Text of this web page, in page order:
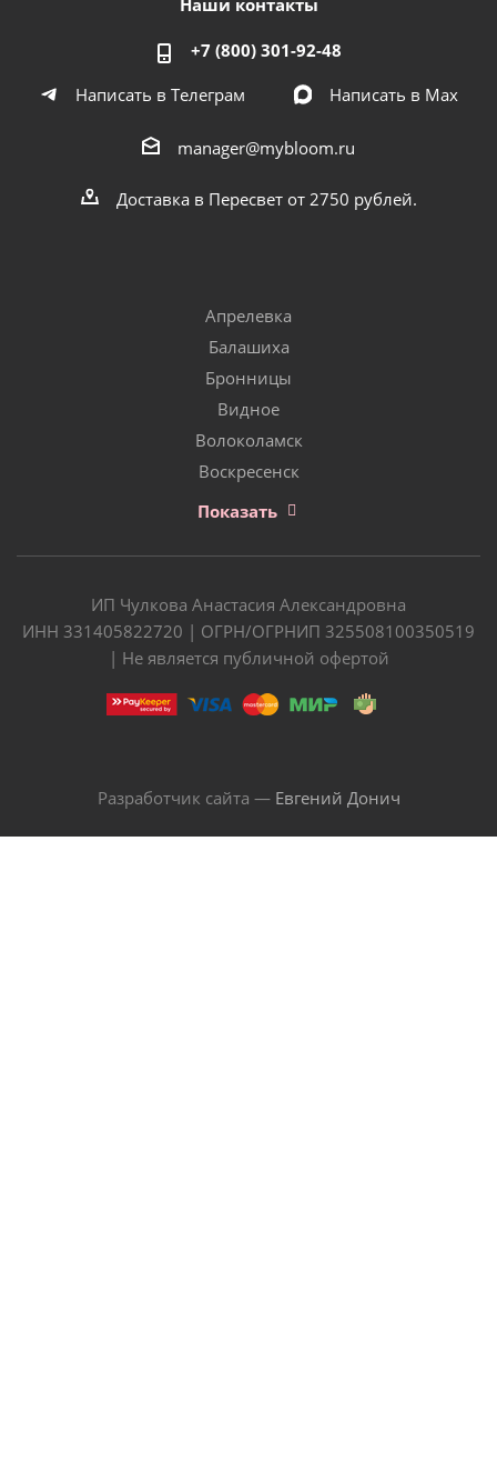
+7 (800) 301-92-48
Написать в Телеграм
Написать в Мах
manager@mybloom.ru
Доставка в Пересвет от 2750 рублей.
Апрелевка
Балашиха
Бронницы
Видное
Волоколамск
Воскресенск
Показать
ИП Чулкова Анастасия Александровна
ИНН 331405822720 | ОГРН/ОГРНИП 325508100350519
| Не является публичной офертой
Разработчик сайта — Евгений Донич